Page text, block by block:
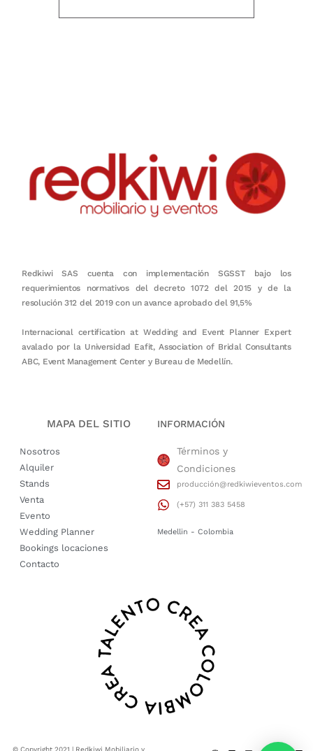
Redkiwi SAS cuenta con implementación SGSST bajo los
requerimientos normativos del decreto 1072 del 2015 y de la
resolución 312 del 2019 con un avance aprobado del 91,5%
Internacional certification at Wedding and Event Planner Expert
avalado por la Universidad Eafit, Association of Bridal Consultants
ABC, Event Management Center y Bureau de Medellín.
MAPA DEL SITIO
Nosotros
Alquiler
Stands
Venta
Evento
Wedding Planner
Bookings locaciones
Contacto
INFORMACIÓN
Términos y
Condiciones
producción@redkiwieventos.com
(+57) 311 383 5458
Medellin - Colombia
© Copyright 2021 | Redkiwi Mobiliario y